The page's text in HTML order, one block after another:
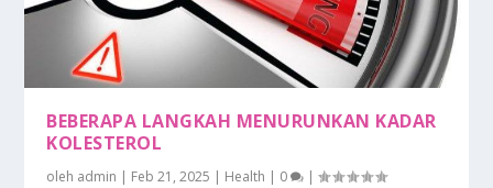
BEBERAPA LANGKAH MENURUNKAN KADAR
KOLESTEROL
oleh admin | Feb 21, 2025 | Health | 0 |